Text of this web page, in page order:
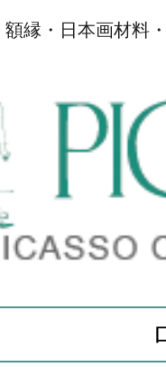
額縁・日本画材料